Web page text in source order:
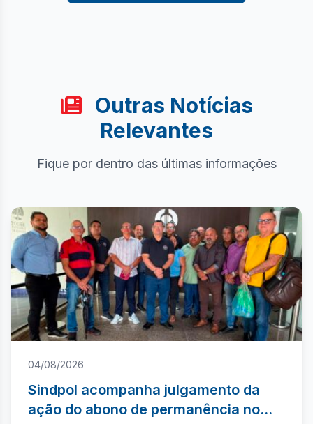
Outras Notícias
Relevantes
Fique por dentro das últimas informações
04/08/2026
Sindpol acompanha julgamento da
ação do abono de permanência no